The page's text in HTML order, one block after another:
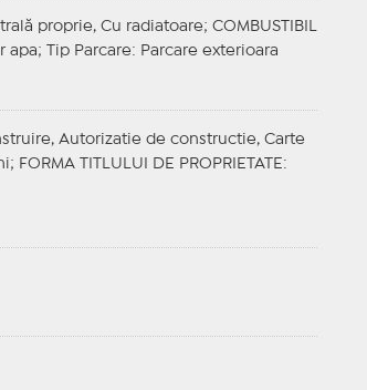
proprie, Cu radiatoare; COMBUSTIBIL
apa; Tip Parcare: Parcare exterioara
Autorizatie de constructie, Carte
FORMA TITLULUI DE PROPRIETATE :